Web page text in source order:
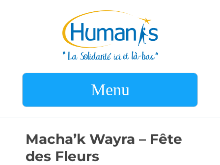
Menu
Macha’k Wayra – Fête
des Fleurs